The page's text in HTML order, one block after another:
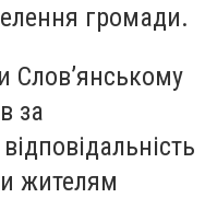
громади.
Слов’янському
за
жителям